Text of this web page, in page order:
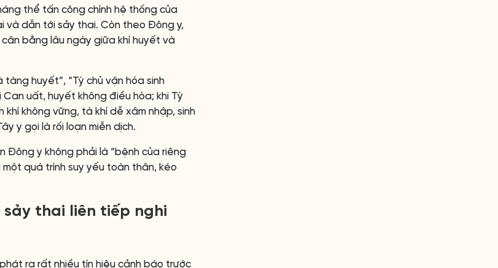
thể tấn công chính hệ thống của
và dẫn tới sảy thai. Còn theo Đông y,
bằng lâu ngày giữa khí huyết và
tàng huyết”, “Tỳ chủ vận hóa sinh
Can uất, huyết không điều hòa; khi Tỳ
khí không vững, tà khí dễ xâm nhập, sinh
y gọi là rối loạn miễn dịch.
Đông y không phải là “bệnh của riêng
một quá trình suy yếu toàn thân, kéo
thai liên tiếp nghi
ra rất nhiều tín hiệu cảnh báo trước